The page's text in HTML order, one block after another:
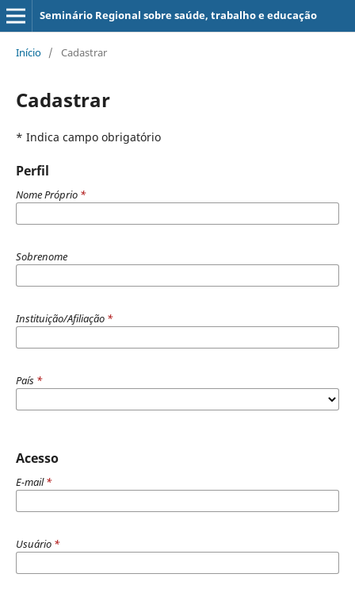
Seminário Regional sobre saúde, trabalho e educação
Início / Cadastrar
Cadastrar
* Indica campo obrigatório
Perfil
Nome Próprio *
Sobrenome
Instituição/Afiliação *
País *
Acesso
E-mail*
Usuário *